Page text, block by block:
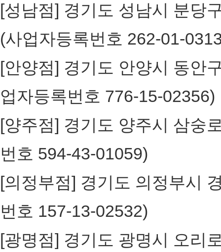
[성남점] 경기도 성남시 분당
(사업자등록번호 262-01-
[안양점] 경기도 안양시 동안
업자등록번호 776-15-
[양주점] 경기도 양주시 삼숭
번호 594-43-01059)
[의정부점] 경기도 의정부시
번호 157-13-02532)
[광명점] 경기도 광명시 오리